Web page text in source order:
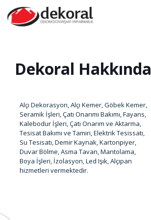
Dekoral Hakkında
Alçı Dekorasyon, Alçı Kemer, Göbek Kemer,
Seramik İşleri, Çatı Onarımı Bakımı, Fayans,
Kalebodur İşleri, Çatı Onarım ve Aktarma,
Tesisat Bakımı ve Tamiri, Elektrik Tesissatı,
Su Tesisatı, Demir Kaynak, Kartonpiyer,
Duvar Bölme, Asma Tavan, Mantolama,
Boya İşleri, İzolasyon, Led Işık, Alçıpan
hizmetleri vermektedir.